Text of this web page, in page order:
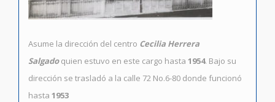
Asume la dirección del centro Cecilia Herrera
Salgadoquien estuvo en este cargo hasta 1954. Bajo su
dirección se trasladó a la calle 72 No.6-80 donde funcionó
hasta 1953